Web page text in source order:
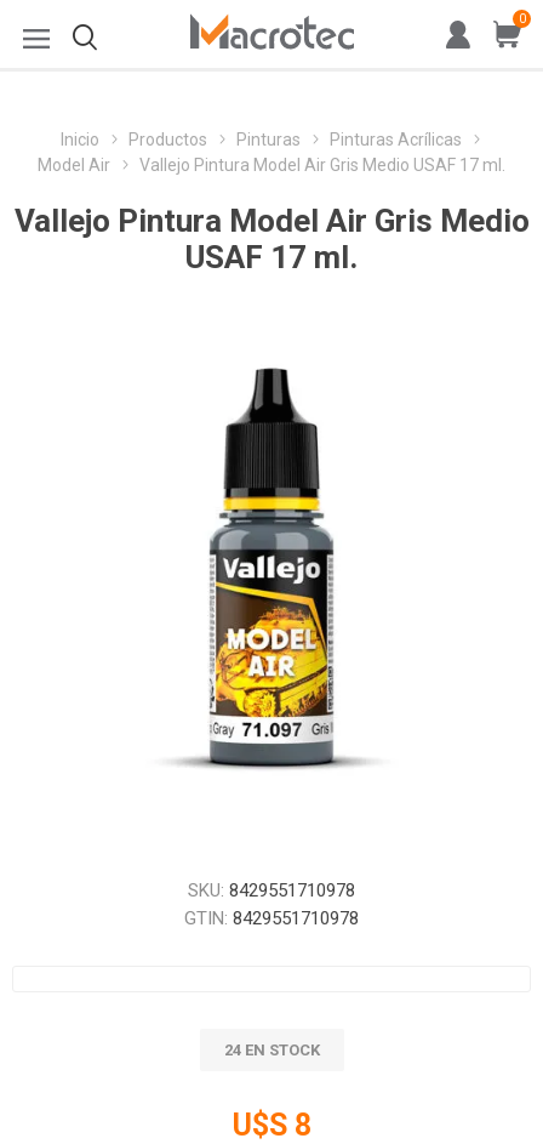
0
Inicio Productos Pinturas
Pinturas Acrílicas
Model Air
Vallejo Pintura Model Air Gris Medio USAF 17 ml.
Vallejo Pintura Model Air Gris Medio
USAF 17 ml.
SKU: 8429551710978
GTIN: 8429551710978
24 EN STOCK
U$S 8